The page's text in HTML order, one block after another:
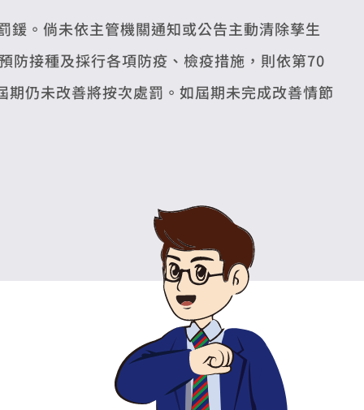
。倘未依主管機關通知或公告主動清除孳生
防接種及採行各項防疫、檢疫措施，則依第70
仍未改善將按次處罰。如屆期未完成改善情節